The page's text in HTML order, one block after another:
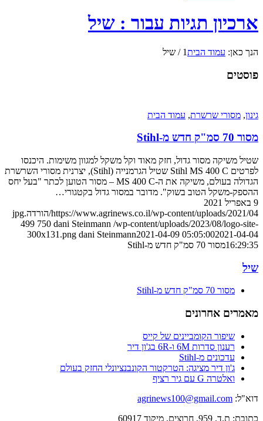
ארכיון תגיות עבור : שיל
הנך כאן: עמוד הבית1
/ שיל
פוסטים
גינון, מסורי שרשרת, עמוד הבית
מסור 70 סמ"ק חדש מ-Stihl
שטיל משיקה מסור גדול, חזק מאוד וקל משקל למגוון משימות. היכנסו
לפרטים Stihl MS 400 C שטיל הגרמנייה (Stihl), יצרנית מסורי השרשרת
הגדולה בעולם, משיקה את ה-MS 400 C – מסור הטוען לכתר "בעל יחס
ההספק-משקל הטוב בשוק". מדובר במסור גדול בקטגורי…
9 באפריל 2021
https://www.agrinews.co.il/wp-content/uploads/2021/04/הורדה.jpg
499 750 dani Steinmann /wp-content/uploads/2023/08/logo-site-
300x131.png dani Steinmann2021-04-09 05:05:002021-04-04
16:29:35מסור 70 סמ"ק חדש מ-Stihl
שיל
מסור 70 סמ"ק חדש מ-Stihl
מאמרים אחרונים
שיפור הקומביינים של קייס
רענון סדרות 6M ו-6R בג'ון דיר
עדכונים מ-Stihl
ג'ון דיר מציגה: הטרקטור הקונבנציונלי החזק בעולם
ואלטרה G עם גיר רציף
דוא"ל: agrinews100@gmail.com
כתובת: ת.ד. 959, חרוצים, מיקוד 60917